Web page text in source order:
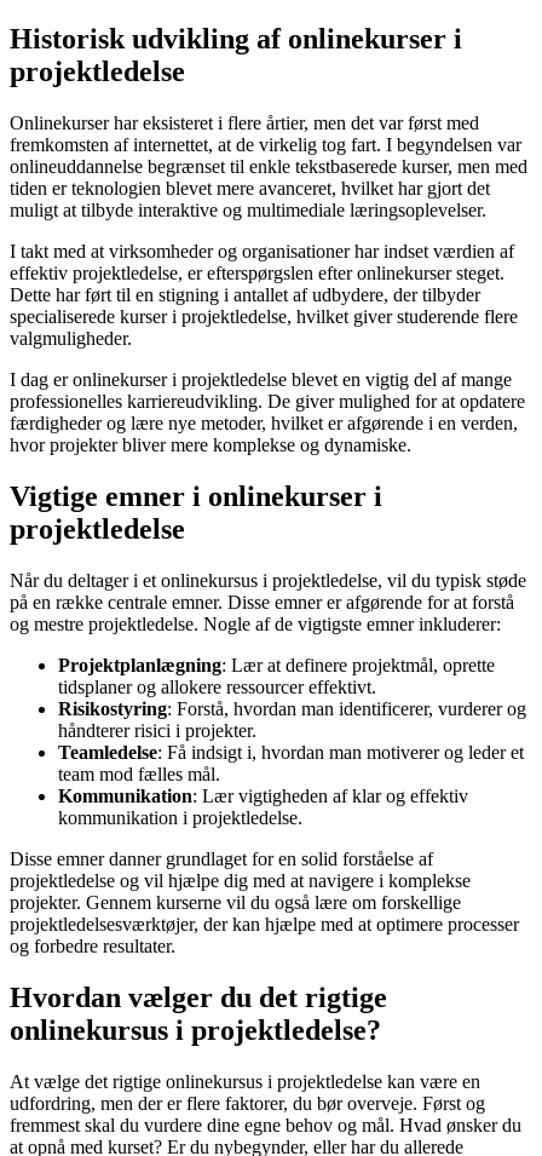
Historisk udvikling af onlinekurser i
projektledelse
Onlinekurser har eksisteret i flere årtier, men det var først med
fremkomsten af internettet, at de virkelig tog fart. I begyndelsen var
onlineuddannelse begrænset til enkle tekstbaserede kurser, men med
tiden er teknologien blevet mere avanceret, hvilket har gjort det
muligt at tilbyde interaktive og multimediale læringsoplevelser.
I takt med at virksomheder og organisationer har indset værdien af
effektiv projektledelse, er efterspørgslen efter onlinekurser steget.
Dette har ført til en stigning i antallet af udbydere, der tilbyder
specialiserede kurser i projektledelse, hvilket giver studerende flere
valgmuligheder.
I dag er onlinekurser i projektledelse blevet en vigtig del af mange
professionelles karriereudvikling. De giver mulighed for at opdatere
færdigheder og lære nye metoder, hvilket er afgørende i en verden,
hvor projekter bliver mere komplekse og dynamiske.
Vigtige emner i onlinekurser i
projektledelse
Når du deltager i et onlinekursus i projektledelse, vil du typisk støde
på en række centrale emner. Disse emner er afgørende for at forstå
og mestre projektledelse. Nogle af de vigtigste emner inkluderer:
Projektplanlægning: Lær at definere projektmål, oprette
tidsplaner og allokere ressourcer effektivt.
Risikostyring: Forstå, hvordan man identificerer, vurderer og
håndterer risici i projekter.
Teamledelse: Få indsigt i, hvordan man motiverer og leder et
team mod fælles mål.
Kommunikation: Lær vigtigheden af klar og effektiv
kommunikation i projektledelse.
Disse emner danner grundlaget for en solid forståelse af
projektledelse og vil hjælpe dig med at navigere i komplekse
projekter. Gennem kurserne vil du også lære om forskellige
projektledelsesværktøjer, der kan hjælpe med at optimere processer
og forbedre resultater.
Hvordan vælger du det rigtige
onlinekursus i projektledelse?
At vælge det rigtige onlinekursus i projektledelse kan være en
udfordring, men der er flere faktorer, du bør overveje. Først og
fremmest skal du vurdere dine egne behov og mål. Hvad ønsker du
at opnå med kurset? Er du nybegynder, eller har du allerede